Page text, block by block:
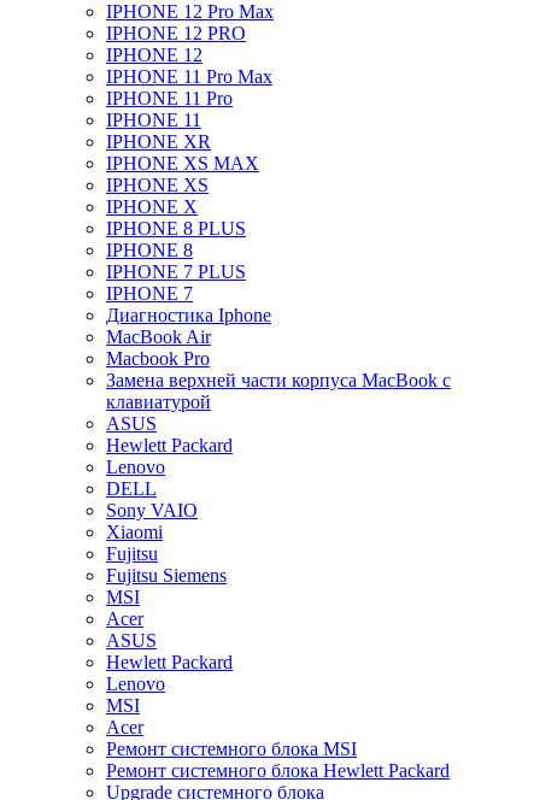
IPHONE 12 Pro Max
IPHONE 12 PRO
IPHONE 12
IPHONE 11 Pro Max
IPHONE 11 Pro
IPHONE 11
IPHONE XR
IPHONE XS MAX
IPHONE XS
IPHONE X
IPHONE 8 PLUS
IPHONE 8
IPHONE 7 PLUS
IPHONE 7
Диагностика Iphone
MacBook Air
Macbook Pro
Замена верхней части корпуса MacBook с
клавиатурой
ASUS
Hewlett Packard
Lenovo
DELL
Sony VAIO
Xiaomi
Fujitsu
Fujitsu Siemens
MSI
Acer
ASUS
Hewlett Packard
Lenovo
MSI
Acer
Ремонт системного блока MSI
Ремонт системного блока Hewlett Packard
Upgrade системного блока